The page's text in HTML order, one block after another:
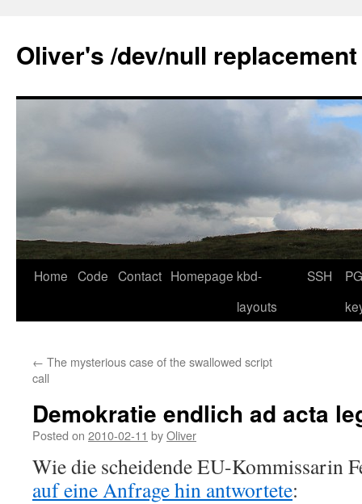
content
Oliver's /dev/null replacement
Home Code Contact Homepage kbd-
layouts
SSH
← The mysterious case of the swallowed script
call
Demokratie endlich ad acta
Posted on 2010-02-11 byOliver
Wie die scheidende EU-Kommissarin
auf eine Anfrage hin antwortete: